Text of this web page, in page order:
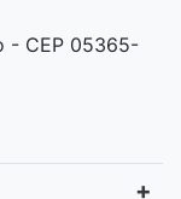
- CEP 05365-